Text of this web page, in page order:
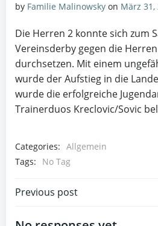
by Familie Malinowsky on März 31,
Die Herren 2 konnte sich zum
Vereinsderby gegen die
durchsetzen. Mit einem
wurde der Aufstieg in die
wurde die erfolgreiche
Trainerduos Kreclovic/Sovic
Categories: Allgemein
Tags:
No Tag
Post
Previous post